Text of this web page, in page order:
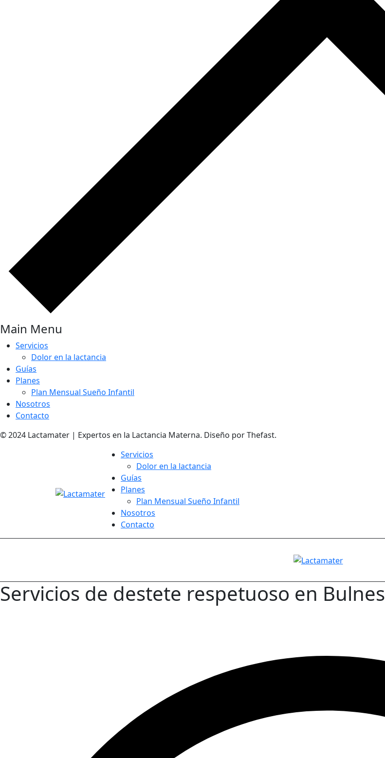
Main Menu
Servicios
Dolor en la lactancia
Guías
Planes
Plan Mensual Sueño Infantil
Nosotros
Contacto
© 2024 Lactamater | Expertos en la Lactancia Materna. Diseño por Thefast.
Servicios
Dolor en la lactancia
Guías
Planes
Plan Mensual Sueño Infantil
Nosotros
Contacto
Servicios de destete respetuoso en Bulnes